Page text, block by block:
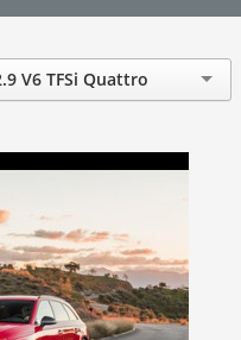
V6 TFSi Quattro